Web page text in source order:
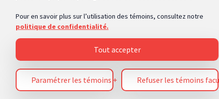
Inscription à
l'infolettre
Pour en savoir plus sur l’utilisation des témoins, consultez notre
politique de confidentialité.
Paramétrer les témoins + Refuser les témoins
Tout accepter